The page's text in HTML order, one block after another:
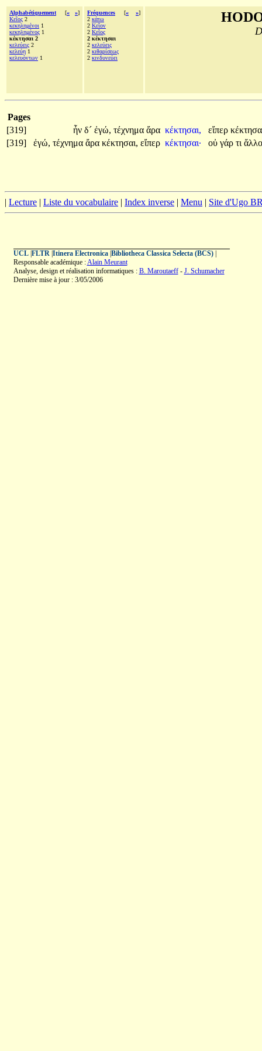
Alphabétiquement [« »]
Κεῖος 2
κεκηλημένοι 1
κεκηλημένος 1
κέκτησαι 2
κελεύεις 2
κελεύῃ 1
κελευόντων 1
Fréquences [« »]
2 κάτω
2 Κεῖον
2 Κεῖος
2 κέκτησαι
2 κελεύεις
2 κιθαρίσεως
2 κινδυνεύει
Pages
[319]
ἦν δ´ ἐγώ, τέχνημα ἄρα κέκτησαι, εἴπερ
[319]
ἐγώ, τέχνημα ἄρα κέκτησαι, εἴπερ κέκτησαι· οὐ γάρ τι
| Lecture | Liste du vocabulaire | Index inverse | Menu | Site d'Ugo
UCL| FLTR| Itinera Electronica| Bibliotheca Classica Selecta (BCS)|
Responsable académique :Alain Meurant
Analyse, design et réalisation informatiques : B. Maroutaeff- J. Schumacher
Dernière mise à jour : 3/05/2006